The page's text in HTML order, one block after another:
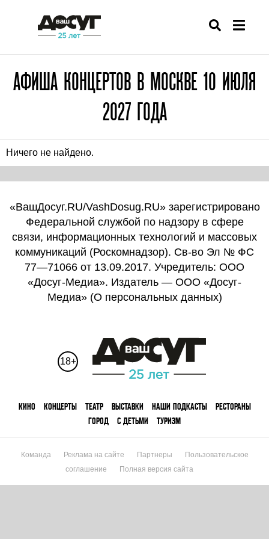
АФИША КОНЦЕРТОВ В МОСКВЕ 10 ИЮЛЯ
2027 ГОДА
Ничего не найдено.
«ВашДосуг.RU/VashDosug.RU» зарегистрировано
Федеральной службой по надзору в сфере
связи, информационных технологий и массовых
коммуникаций (Роскомнадзор). Св-во Эл № ФС
77—71066 от 13.09.2017. Учредитель: ООО
«Досуг-Медиа». Издатель — ООО «Досуг-
Медиа» (О персональных данных)
18+
КИНО КОНЦЕРТЫ ТЕАТР ВЫСТАВКИ НАШИ ПОДКАСТЫ
РЕСТОРАНЫ
ГОРОД
С ДЕТЬМИ ТУРИЗМ
Команда Реклама на сайте Партнеры
Пользовательское
соглашение
Полная версия сайта